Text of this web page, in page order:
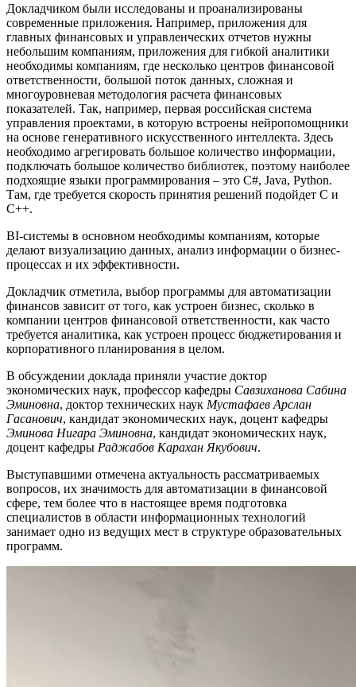
Докладчиком были исследованы и проанализированы
современные приложения. Например, приложения для
главных финансовых и управленческих отчетов нужны
небольшим компаниям, приложения для гибкой аналитики
необходимы компаниям, где несколько центров финансовой
ответственности, большой поток данных, сложная и
многоуровневая методология расчета финансовых
показателей. Так, например, первая российская система
управления проектами, в которую встроены нейропомощники
на основе генеративного искусственного интеллекта. Здесь
необходимо агрегировать большое количество информации,
подключать большое количество библиотек, поэтому наиболее
подхоящие языки программирования – это C#, Java, Python.
Там, где требуется скорость принятия решений подойдет С и
С++.
BI-системы в основном необходимы компаниям, которые
делают визуализацию данных, анализ информации о бизнес-
процессах и их эффективности.
Докладчик отметила, выбор программы для автоматизации
финансов зависит от того, как устроен бизнес, сколько в
компании центров финансовой ответственности, как часто
требуется аналитика, как устроен процесс бюджетирования и
корпоративного планирования в целом.
В обсуждении доклада приняли участие доктор
экономических наук, профессор кафедры Савзиханова Сабина
Эминовна, доктор технических наук Мустафаев Арслан
Гасанович, кандидат экономических наук, доцент кафедры
Эминова Нигара Эминовна, кандидат экономических наук,
доцент кафедры Раджабов Карахан Якубович.
Выступавшими отмечена актуальность рассматриваемых
вопросов, их значимость для автоматизации в финансовой
сфере, тем более что в настоящее время подготовка
специалистов в области информационных технологий
занимает одно из ведущих мест в структуре образовательных
программ.